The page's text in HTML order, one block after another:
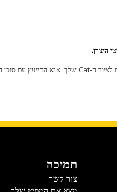
תמיכה
צור קשר